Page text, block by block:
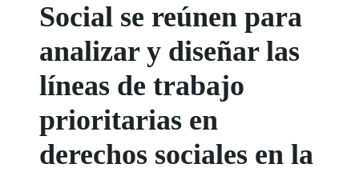
Social se reúnen para
analizar y diseñar las
líneas de trabajo
prioritarias en
derechos sociales en la